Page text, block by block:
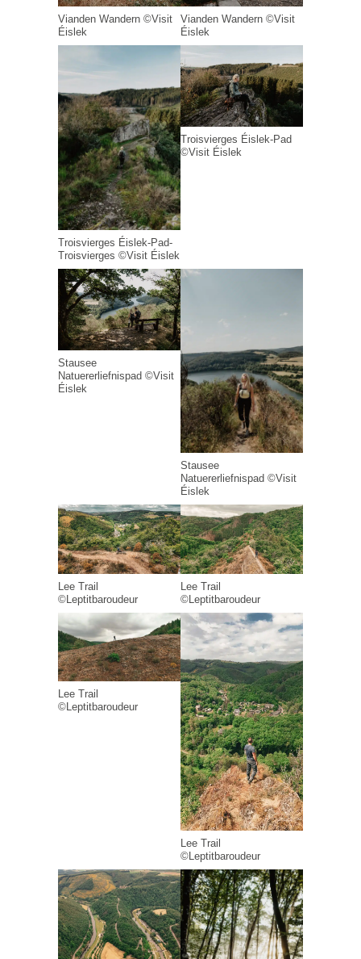
Vianden Wandern ©Visit
Éislek
Vianden Wandern ©Visit
Éislek
Troisvierges Éislek-Pad-
Troisvierges ©Visit Éislek
Troisvierges Éislek-Pad
©Visit Éislek
Stausee
Natuererliefnispad ©Visit
Éislek
Stausee
Natuererliefnispad ©Visit
Éislek
Lee Trail
©Leptitbaroudeur
Lee Trail
©Leptitbaroudeur
Lee Trail
©Leptitbaroudeur
Lee Trail
©Leptitbaroudeur